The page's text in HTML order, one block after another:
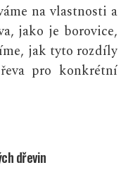
na vlastnosti a
jako je borovice,
jak tyto rozdíly
pro konkrétní
dřevin